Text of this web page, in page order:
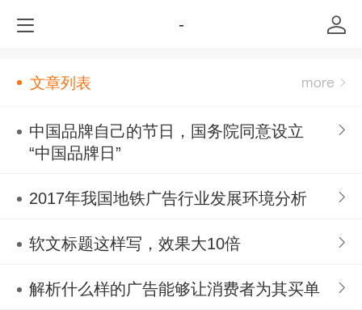
-
文章列表
中国品牌自己的节日，国务院同意设立
“中国品牌日”
2017年我国地铁广告行业发展环境分析
软文标题这样写，效果大10倍
解析什么样的广告能够让消费者为其买单